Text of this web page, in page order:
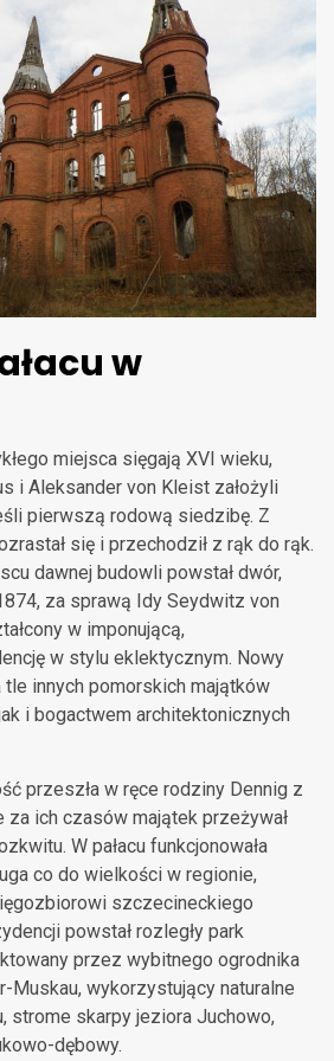
w
miejsca sięgają XVI wieku,
i Aleksander von Kleist założyli
pierwszą rodową siedzibę. Z
się i przechodził z rąk do rąk.
dawnej budowli powstał dwór,
za sprawą Idy Seydwitz von
w imponującą,
w stylu eklektycznym. Nowy
tle innych pomorskich majątków
i bogactwem architektonicznych
przeszła w ręce rodziny Dennig z
za ich czasów majątek przeżywał
W pałacu funkcjonowała
co do wielkości w regionie,
szczecineckiego
powstał rozległy park
przez wybitnego ogrodnika
Muskau, wykorzystujący naturalne
strome skarpy jeziora Juchowo,
dębowy.